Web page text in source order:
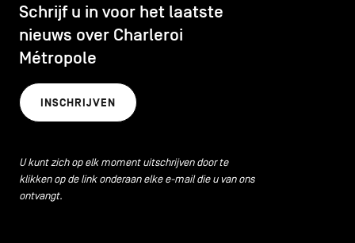
Schrijf u in voor het laatste
nieuws over Charleroi
Métropole
INSCHRIJVEN
U kunt zich op elk moment uitschrijven door te
klikken op de link onderaan elke e-mail die u van ons
ontvangt.